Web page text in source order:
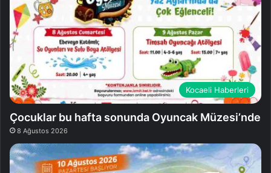
Kocaeli Haberleri
Çocuklar bu hafta sonunda Oyuncak Müzesi’nde
8 Ağustos 2026